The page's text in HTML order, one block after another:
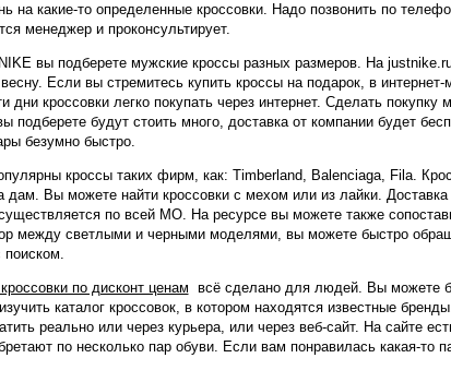
на какие-то определенные кроссовки. Надо позвонить по
менеджер и проконсультирует.
вы подберете мужские кроссы разных размеров. На
Если вы стремитесь купить кроссы на подарок, в интернет-
дни кроссовки легко покупать через интернет. Сделать
подберете будут стоить много, доставка от компании будет
безумно быстро.
кроссы таких фирм, как: Timberland, Balenciaga, Fila.
дам. Вы можете найти кроссовки с мехом или из лайки.
по всей МО. На ресурсе вы можете также
между светлыми и черными моделями, вы можете быстро
поиском.
по дисконт ценам всё сделано для людей. Вы можете
каталог кроссовок, в котором находятся известные
реально или через курьера, или через веб-сайт. На сайте
по несколько пар обуви. Если вам понравилась какая-то